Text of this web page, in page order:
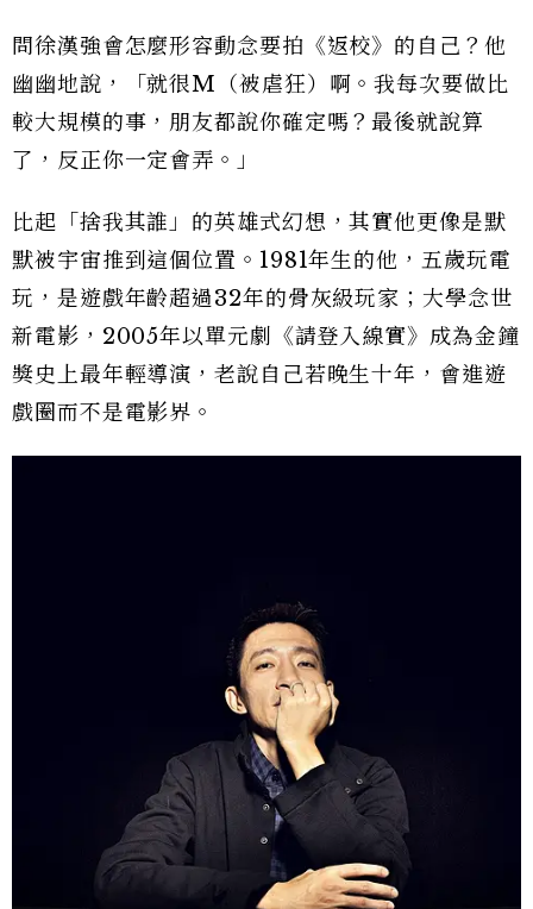
問徐漢強會怎麼形容動念要拍《返校》的自己？他
幽幽地說，「就很M（被虐狂）啊。我每次要做比
較大規模的事，朋友都說你確定嗎？最後就說算
了，反正你一定會弄。」
比起「捨我其誰」的英雄式幻想，其實他更像是默
默被宇宙推到這個位置。1981年生的他，五歲玩電
玩，是遊戲年齡超過32年的骨灰級玩家；大學念世
新電影，2005年以單元劇《請登入線實》成為金鐘
獎史上最年輕導演，老說自己若晚生十年，會進遊
戲圈而不是電影界。